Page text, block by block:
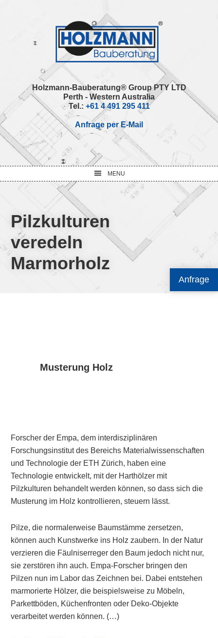
Anfrage
navigation
Holzmann-Bauberatung® Group PTY LTD
Perth - Western Australia
Tel.: +61 4 491 295 411
Anfrage per E-Mail
MENU
Pilzkulturen
veredeln
Marmorholz
Musterung Holz
Forscher der Empa, dem interdisziplinären
Forschungsinstitut des Bereichs Materialwissenschaften
und Technologie der ETH Zürich, haben eine
Technologie entwickelt, mit der Harthölzer mit
Pilzkulturen behandelt werden können, so dass sich die
Musterung im Holz kontrollieren, steuern lässt.
Pilze, die normalerweise Baumstämme zersetzen,
können auch Kunstwerke ins Holz zaubern. In der Natur
verzieren die Fäulniserreger den Baum jedoch nicht nur,
sie zerstören ihn auch. Empa-Forscher bringen den
Pilzen nun im Labor das Zeichnen bei. Dabei entstehen
marmorierte Hölzer, die beispielsweise zu Möbeln,
Parkettböden, Küchenfronten oder Deko-Objekte
verarbeitet werden können. (…)